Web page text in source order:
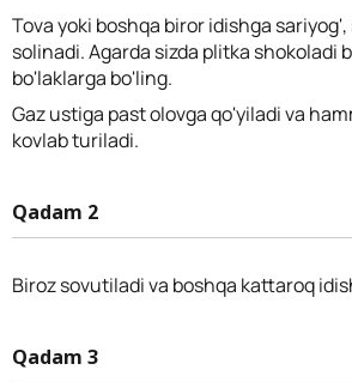
Tova yoki boshqa biror idishga
solinadi. Agarda sizda plitka shokoladi
bo'laklarga bo'ling.
Gaz ustiga past olovga qo'yiladi va
kovlab turiladi.
Qadam 2
Biroz sovutiladi va boshqa kattaroq
Qadam 3